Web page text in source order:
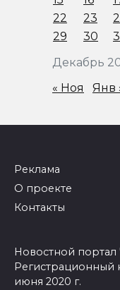
Декабрь
22
23
29
30
« Ноя Янв
Реклама
О проекте
Контакты
Новостной
июня 2020 г.